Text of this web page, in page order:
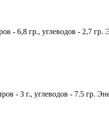
- 6,8 гр., углеводов - 2,7 гр.
- 3 г., углеводов - 7.5 гр.